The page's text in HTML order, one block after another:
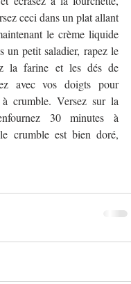
ceci dans un plat allant
le crème liquide
un petit saladier, rapez le
la farine et les dés de
avec vos doigts pour
crumble. Versez sur la
30 minutes à
crumble est bien doré,